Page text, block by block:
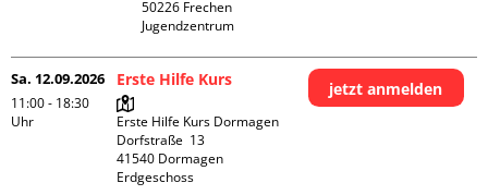
50226 Frechen
Jugendzentrum
Sa. 12.09.2026
11:00 - 18:30
Uhr
Erste Hilfe Kurs
Erste Hilfe Kurs Dormagen
Dorfstraße  13
41540 Dormagen
Erdgeschoss
jetzt anmelden